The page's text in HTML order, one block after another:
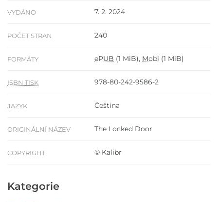
VYDÁNO 7. 2. 2024
POČET STRAN 240
FORMÁTY ePUB (1 MiB), Mobi (1 MiB)
ISBN TISK 978-80-242-9586-2
JAZYK Čeština
ORIGINÁLNÍ NÁZEV The Locked Door
COPYRIGHT © Kalibr
Kategorie